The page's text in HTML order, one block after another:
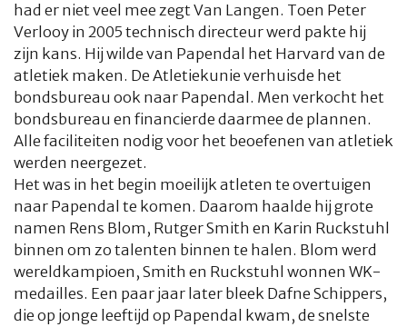
had er niet veel mee zegt Van Langen. Toen Peter
Verlooy in 2005 technisch directeur werd pakte hij
zijn kans. Hij wilde van Papendal het Harvard van de
atletiek maken. De Atletiekunie verhuisde het
bondsbureau ook naar Papendal. Men verkocht het
bondsbureau en financierde daarmee de plannen.
Alle faciliteiten nodig voor het beoefenen van atletiek
werden neergezet.
Het was in het begin moeilijk atleten te overtuigen
naar Papendal te komen. Daarom haalde hij grote
namen Rens Blom, Rutger Smith en Karin Ruckstuhl
binnen om zo talenten binnen te halen. Blom werd
wereldkampioen, Smith en Ruckstuhl wonnen WK-
medailles. Een paar jaar later bleek Dafne Schippers,
die op jonge leeftijd op Papendal kwam, de snelste